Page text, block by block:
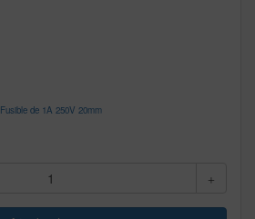
Fusible de 1A 250V 20mm